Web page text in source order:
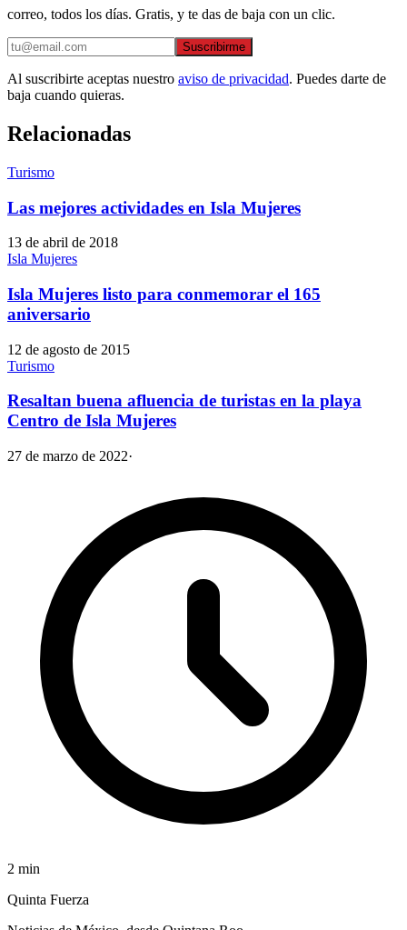
correo, todos los días. Gratis, y te das de baja con un clic.
Suscribirme
Al suscribirte aceptas nuestro aviso de privacidad. Puedes darte de
baja cuando quieras.
Relacionadas
Turismo
Las mejores actividades en Isla Mujeres
13 de abril de 2018
Isla Mujeres
Isla Mujeres listo para conmemorar el 165
aniversario
12 de agosto de 2015
Turismo
Resaltan buena afluencia de turistas en la playa
Centro de Isla Mujeres
27 de marzo de 2022·
2 min
Quinta Fuerza